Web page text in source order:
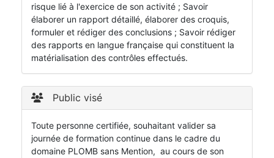
risque lié à l'exercice de son activité ; Savoir
élaborer un rapport détaillé, élaborer des croquis,
formuler et rédiger des conclusions ; Savoir rédiger
des rapports en langue française qui constituent la
matérialisation des contrôles effectués.
Public visé
Toute personne certifiée, souhaitant valider sa
journée de formation continue dans le cadre du
domaine PLOMB sans Mention, au cours de son